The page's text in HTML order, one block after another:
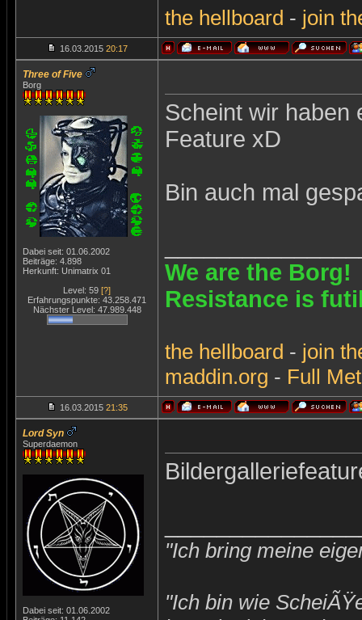
the hellboard - join
16.03.2015 20:17
Three of Five
Borg
Dabei seit: 01.06.2002
Beiträge: 4.898
Herkunft: Unimatrix 01
Level: 59 [?]
Erfahrungspunkte: 43.258.471
Nächster Level: 47.989.448
Scheint wir haben
Feature xD
Bin auch mal
We are the Borg!
Resistance is
the hellboard - join
maddin.org - Full
16.03.2015 21:35
Lord Syn
Superdaemon
Dabei seit: 01.06.2002
"Ich bring meine
"Ich bin wie